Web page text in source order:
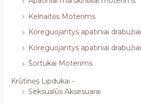
Kelnaitės Moterims
Koreguojantys apatiniai drabužiai
Koreguojantys apatiniai drabužiai
Šortukai Moterims
Krūtinės Lipdukai -
Seksualūs Aksesuarai